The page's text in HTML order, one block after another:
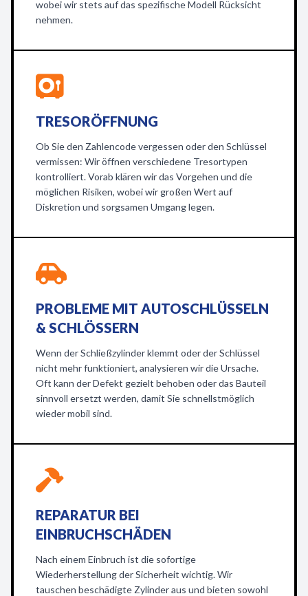
wobei wir stets auf das spezifische Modell Rücksicht
nehmen.
TRESORÖFFNUNG
Ob Sie den Zahlencode vergessen oder den Schlüssel
vermissen: Wir öffnen verschiedene Tresortypen
kontrolliert. Vorab klären wir das Vorgehen und die
möglichen Risiken, wobei wir großen Wert auf
Diskretion und sorgsamen Umgang legen.
PROBLEME MIT AUTOSCHLÜSSELN
& SCHLÖSSERN
Wenn der Schließzylinder klemmt oder der Schlüssel
nicht mehr funktioniert, analysieren wir die Ursache.
Oft kann der Defekt gezielt behoben oder das Bauteil
sinnvoll ersetzt werden, damit Sie schnellstmöglich
wieder mobil sind.
REPARATUR BEI
EINBRUCHSCHÄDEN
Nach einem Einbruch ist die sofortige
Wiederherstellung der Sicherheit wichtig. Wir
tauschen beschädigte Zylinder aus und bieten sowohl